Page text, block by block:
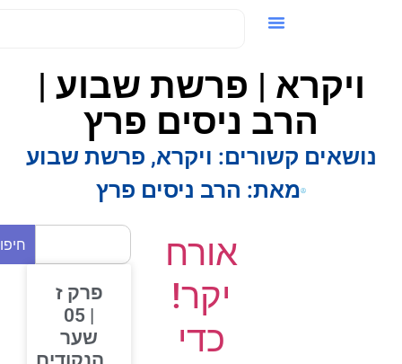
ויקרא | פרשת שבוע |
הרב ניסים פרץ
נושאים קשורים: ויקרא,פרשת שבוע
מאת:הרב ניסים פרץ
אורח
יקר!
כדי
חיפוש
פרק ז
| 05
שער